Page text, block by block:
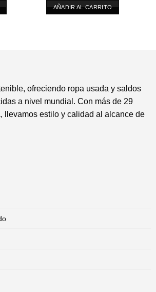
AÑADIR AL CARRITO
ofreciendo ropa usada y saldos
a nivel mundial. Con más de 29
llevamos estilo y calidad al alcance de